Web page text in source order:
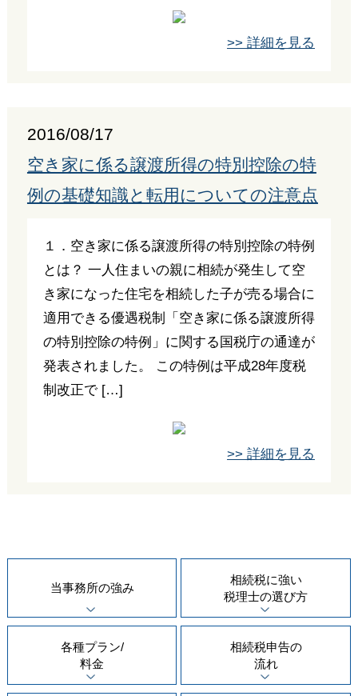
>> 詳細を見る
2016/08/17
空き家に係る譲渡所得の特別控除の特
例の基礎知識と転用についての注意点
１．空き家に係る譲渡所得の特別控除の特例
とは？ 一人住まいの親に相続が発生して空
き家になった住宅を相続した子が売る場合に
適用できる優遇税制「空き家に係る譲渡所得
の特別控除の特例」に関する国税庁の通達が
発表されました。 この特例は平成28年度税
制改正で […]
>> 詳細を見る
当事務所の強み
相続税に強い
税理士の選び方
各種プラン/
料金
相続税申告の
流れ